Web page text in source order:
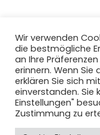
Dieses Projekt
und
Europäischen
Wir verwenden
die bestmögliche
an Ihre
erinnern. Wenn Sie
erklären Sie sich
einverstanden. Sie
Einstellungen"
Zustimmung zu